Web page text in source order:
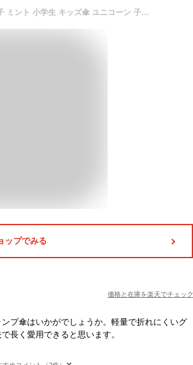
傘 まとめ買い 子供用 55cm 女の子 ミント 小学生 キッズ傘 ユニコーン 子ども用 雨傘 長傘 透明 窓あり かわいい傘 おしゃれな傘 お得 人気の傘 ジャンプ式 グラスファイバー 強風 に 強い プレゼント ギフト クリスマ ス 入学 入園 卒園 お祝い 送料無料 / 沖縄発送不可_ny
ップでみる
価格と在庫を楽天でチェック
プ傘はいかがでしょうか。軽量で折れにくいグ
長く愛用できると思います。